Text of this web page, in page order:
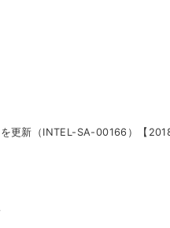
を更新（INTEL-SA-00166）【